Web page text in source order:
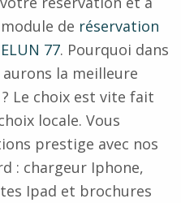
de réservation
77. Pourquoi dans
la meilleure
Le choix est vite fait
locale. Vous
prestige avec nos
: chargeur Iphone,
Ipad et brochures